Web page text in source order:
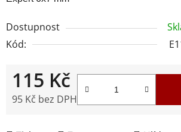
Dostupnost
Kód:
115 Kč
95 Kč bez DPH